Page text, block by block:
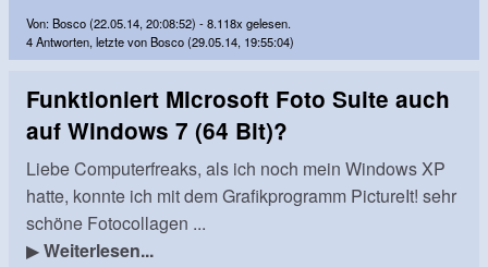
Von: Bosco (22.05.14, 20:08:52) - 8.118x gelesen.
4 Antworten, letzte von Bosco (29.05.14, 19:55:04)
Funktioniert Microsoft Foto Suite auch
auf Windows 7 (64 Bit)?
Liebe Computerfreaks, als ich noch mein Windows XP
hatte, konnte ich mit dem Grafikprogramm PictureIt! sehr
schöne Fotocollagen ...
▶Weiterlesen...